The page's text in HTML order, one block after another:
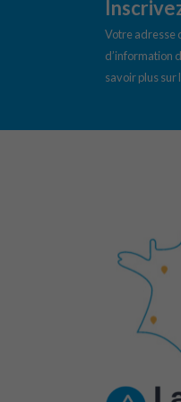
Votre adresse
d’information
savoir plus sur